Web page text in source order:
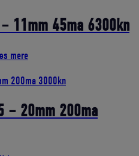
DKK.
11mm 45ma 6300kn
DKK.
mere
– 20mm 200ma